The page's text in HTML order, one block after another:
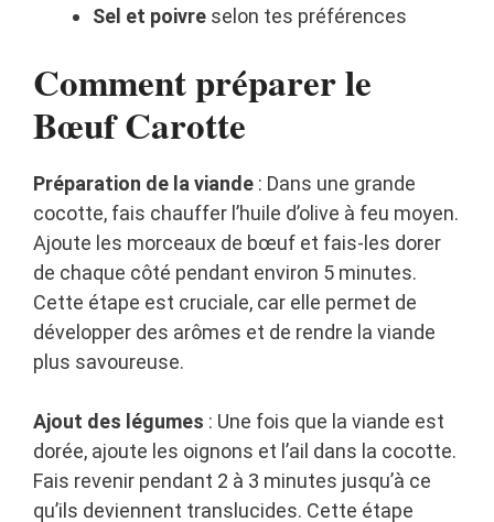
Sel et poivre selon tes préférences
Comment préparer le
Bœuf Carotte
Préparation de la viande : Dans une grande
cocotte, fais chauffer l’huile d’olive à feu moyen.
Ajoute les morceaux de bœuf et fais-les dorer
de chaque côté pendant environ 5 minutes.
Cette étape est cruciale, car elle permet de
développer des arômes et de rendre la viande
plus savoureuse.
Ajout des légumes : Une fois que la viande est
dorée, ajoute les oignons et l’ail dans la cocotte.
Fais revenir pendant 2 à 3 minutes jusqu’à ce
qu’ils deviennent translucides. Cette étape